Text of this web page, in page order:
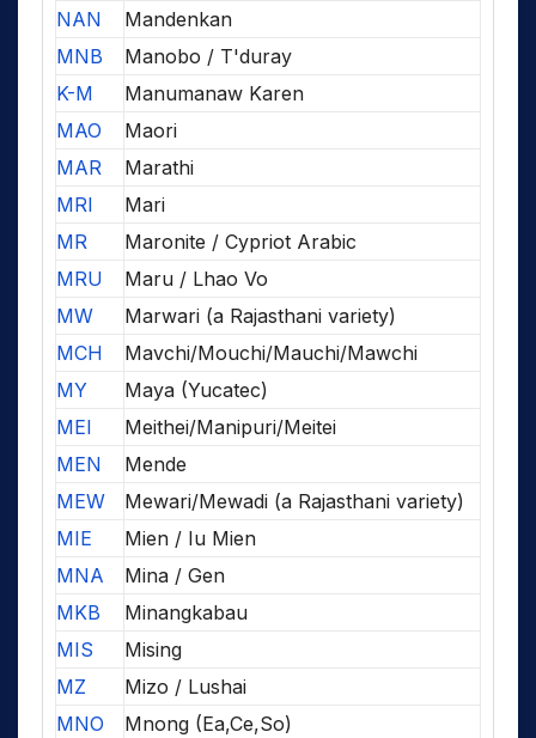
NAN
Mandenkan
MNB
Manobo / T'duray
K-M
Manumanaw Karen
MAO
Maori
MAR
Marathi
MRI
Mari
MR
Maronite / Cypriot Arabic
MRU
Maru / Lhao Vo
MW
Marwari (a Rajasthani variety)
MCH
Mavchi/Mouchi/Mauchi/Mawchi
MY
Maya (Yucatec)
MEI
Meithei/Manipuri/Meitei
MEN
Mende
MEW
Mewari/Mewadi (a Rajasthani variety)
MIE
Mien / Iu Mien
MNA
Mina / Gen
MKB
Minangkabau
MIS
Mising
MZ
Mizo / Lushai
MNO
Mnong (Ea,Ce,So)